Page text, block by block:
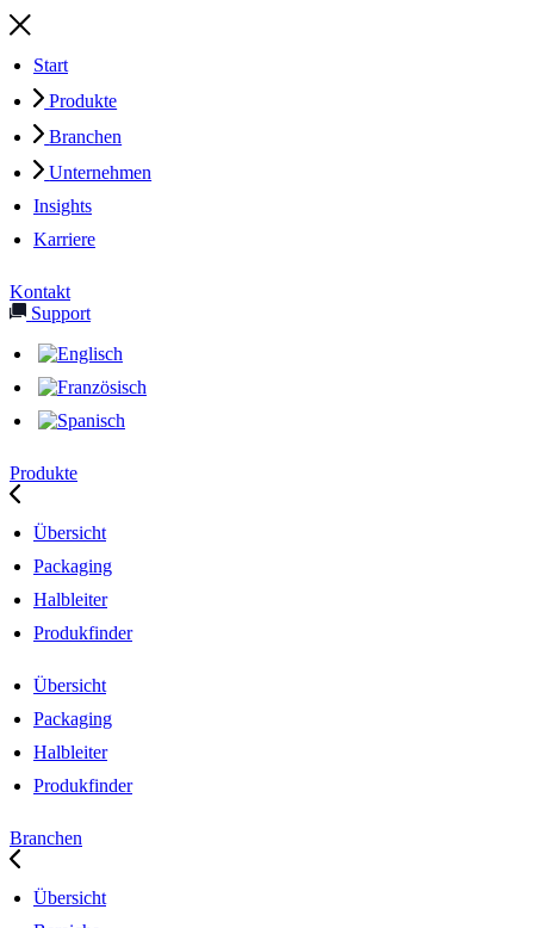
Start
Produkte
Branchen
Unternehmen
Insights
Karriere
Kontakt
Support
Produkte
Übersicht
Packaging
Halbleiter
Produkfinder
Übersicht
Packaging
Halbleiter
Produkfinder
Branchen
Übersicht